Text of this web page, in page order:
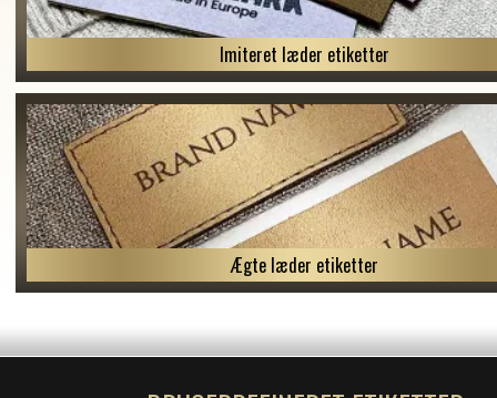
Imiteret læder etiketter
Ægte læder etiketter